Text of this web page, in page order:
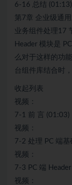
6-16 总结 (01:13)
第7章 企业级通
业务组件处理17
Header 模块是
么对于这样的功
台组件库结合时
收起列表
视频：
7-1 前 言 (01:03)
视频：
7-2 处理 PC 端
视频：
7-3 PC 端
视频：